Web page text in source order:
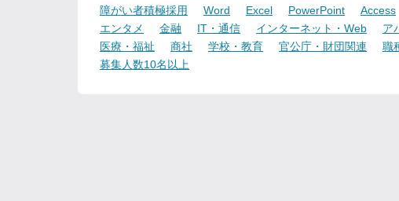
障がい者積極採用
Word Excel PowerPoint Access
エンタメ
金融 IT・通信 インターネット・Web ア
医療・福祉
商社 学校・教育 官公庁・財団関連 職
募集人数10名以上